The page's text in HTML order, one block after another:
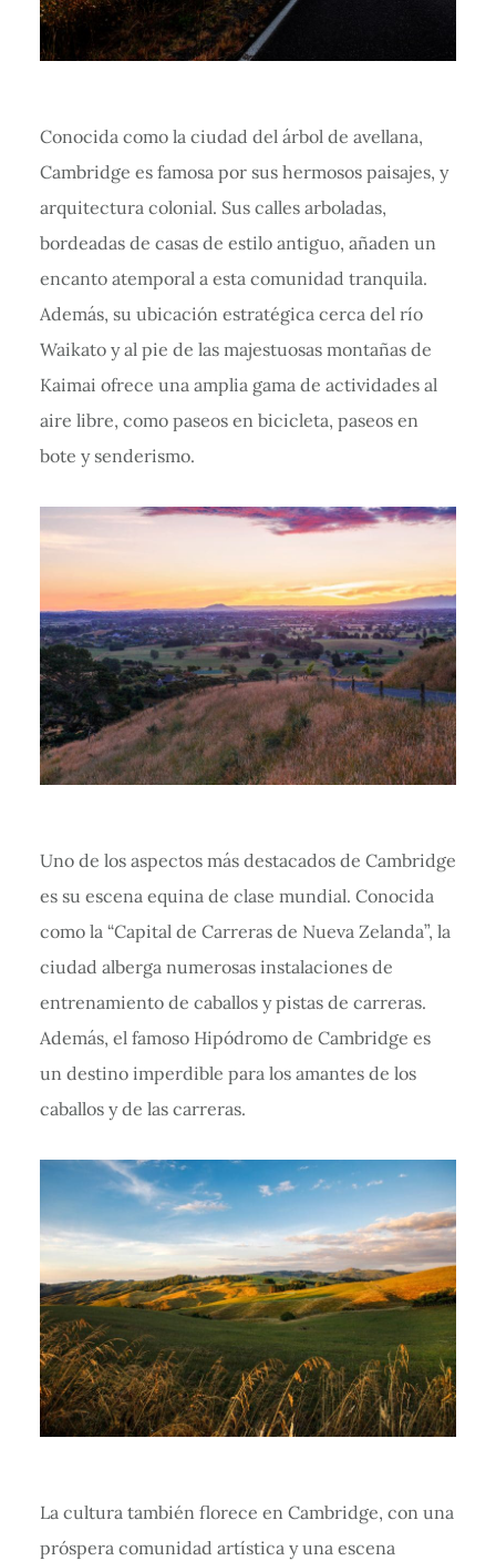
Conocida como la ciudad del árbol de avellana,
Cambridge es famosa por sus hermosos paisajes, y
arquitectura colonial. Sus calles arboladas,
bordeadas de casas de estilo antiguo, añaden un
encanto atemporal a esta comunidad tranquila.
Además, su ubicación estratégica cerca del río
Waikato y al pie de las majestuosas montañas de
Kaimai ofrece una amplia gama de actividades al
aire libre, como paseos en bicicleta, paseos en
bote y senderismo.
Uno de los aspectos más destacados de Cambridge
es su escena equina de clase mundial. Conocida
como la “Capital de Carreras de Nueva Zelanda”, la
ciudad alberga numerosas instalaciones de
entrenamiento de caballos y pistas de carreras.
Además, el famoso Hipódromo de Cambridge es
un destino imperdible para los amantes de los
caballos y de las carreras.
La cultura también florece en Cambridge, con una
próspera comunidad artística y una escena